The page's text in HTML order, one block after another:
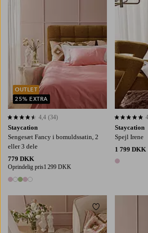
Staycation
Sengesæt Fancy i bomuldssatin, 2
eller 3 dele
779 DKK
Oprindelig pris1 299 DKK
5 farver
4,4 baseret på 34 bedømmelser
4,4 (34)
OUTLET
25% EXTRA
Staycation
Spejl Irene
1 799 DKK
1 farve
4,9 baseret
Tilføj til
160200